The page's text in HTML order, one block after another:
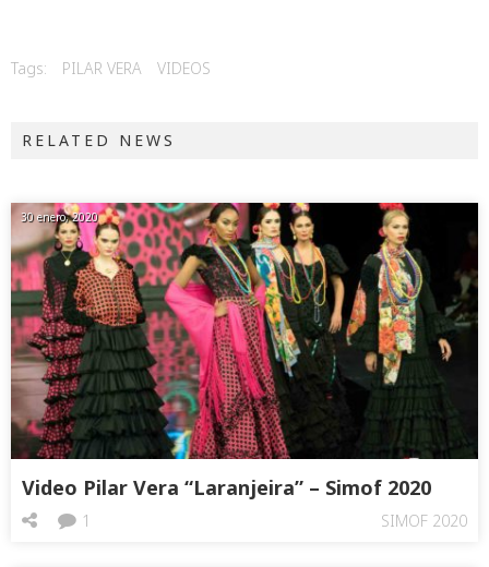
Tags: PILAR VERA VIDEOS
RELATED NEWS
30 enero, 2020
Video Pilar Vera “Laranjeira” – Simof 2020
SIMOF 2020
1